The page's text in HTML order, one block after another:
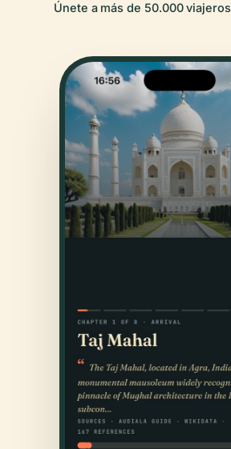
Únete a más de 50.000 viajeros